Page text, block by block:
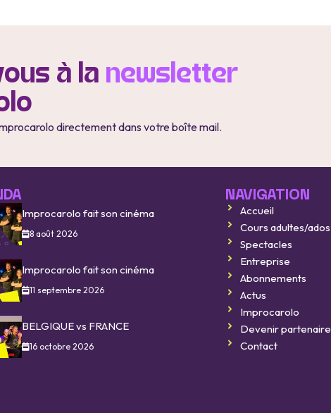
à la newsletter
directement dans votre boîte mail.
Improcarolo fait son cinéma
8 août 2026
Improcarolo fait son cinéma
11 septembre 2026
BELGIQUE vs FRANCE
16 octobre 2026
NAVIGATION
Accueil
Cours adultes/ados
Spectacles
Entreprise
Abonnements
Actus
Improcarolo
Devenir partenaire
Contact